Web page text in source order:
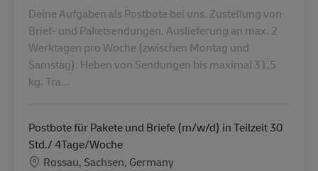
Deine Aufgaben als Postbote bei uns. Zustellung von
Brief- und Paketsendungen. Auslieferung an max. 2
Werktagen pro Woche (zwischen Montag und
Samstag). Heben von Sendungen bis maximal 31,5
kg. Tra...
Postbote für Pakete und Briefe (m/w/d) in Teilzeit 30
Std./ 4Tage/Woche
Locatie
Rossau, Sachsen, Germany